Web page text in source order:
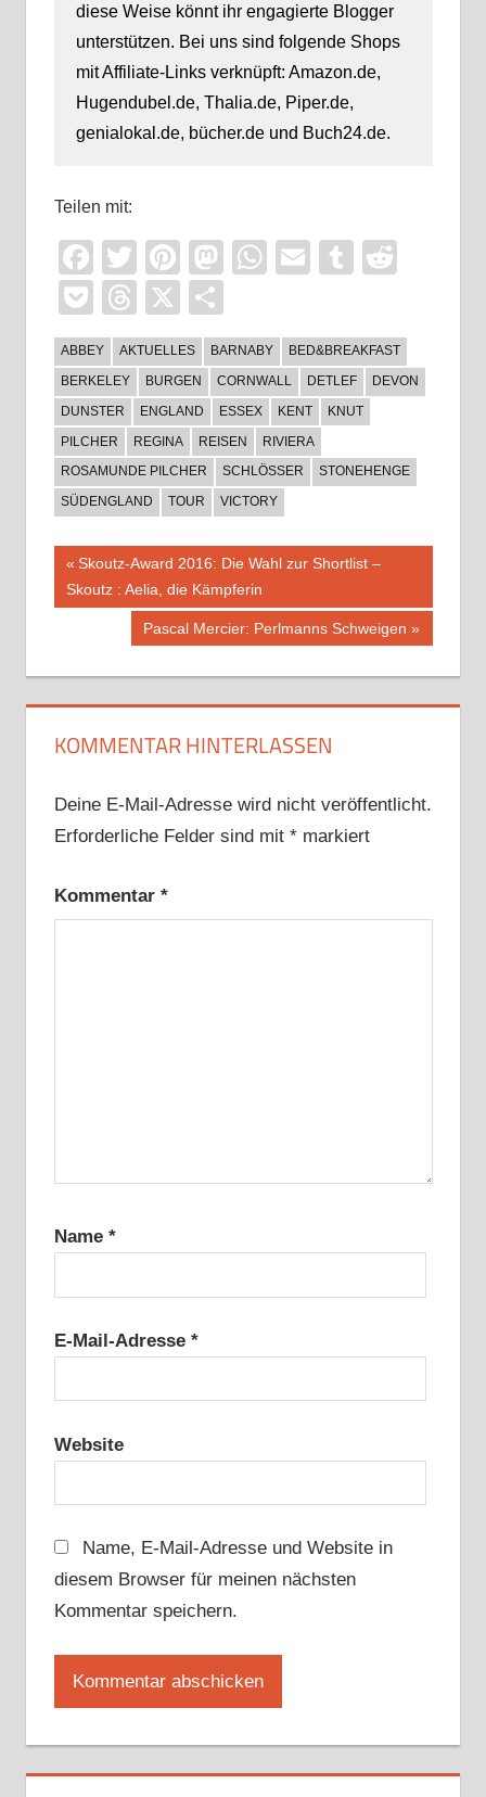
diese Weise könnt ihr engagierte Blogger
unterstützen. Bei uns sind folgende Shops
mit Affiliate-Links verknüpft: Amazon.de,
Hugendubel.de, Thalia.de, Piper.de,
genialokal.de, bücher.de und Buch24.de.
Teilen mit:
Facebook
TwitterPinterest
Mastodon
WhatsApp
EmailTumblr
PocketThreads
X
ABBEY AKTUELLES BARNABY
BED&BREAKFAST
BERKELEY
BURGEN CORNWALL DETLEF
DEVON
DUNSTER
ENGLAND ESSEX KENT
KNUT
PILCHER
REGINA REISEN
RIVIERA
ROSAMUNDE PILCHER
SCHLÖSSER
STONEHENGE
SÜDENGLAND
TOUR VICTORY
Beitragsnavigation
Vorheriger
Beitrag:
Skoutz-Award 2016: Die Wahl zur Shortlist –
Skoutz : Aelia, die Kämpferin
Nächster
Pascal Mercier: Perlmanns Schweigen
KOMMENTAR HINTERLASSEN
Deine E-Mail-Adresse wird nicht veröffentlicht.
Erforderliche Felder sind mit *markiert
Kommentar *
Name *
E-Mail-Adresse *
Website
Name, E-Mail-Adresse und Website in
diesem Browser für meinen nächsten
Kommentar speichern.